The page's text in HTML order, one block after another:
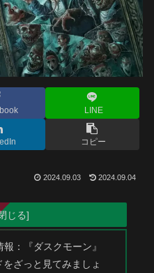
LINE
コピー
2024.09.03 2024.09.04
報：『ダスクモーン』
ざっと見てみましょ